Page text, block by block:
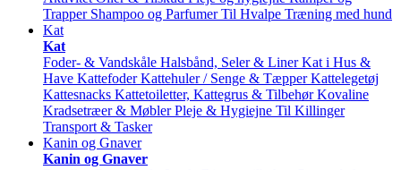
Trapper Shampoo og Parfumer Til Hvalpe Træning med hund
Kat
Kat
Foder- & Vandskåle Halsbånd, Seler & Liner Kat i Hus &
Have Kattefoder Kattehuler / Senge & Tæpper Kattelegetøj
Kattesnacks Kattetoiletter, Kattegrus & Tilbehør Kovaline
Kradsetræer & Møbler Pleje & Hygiejne Til Killinger
Transport & Tasker
Kanin og Gnaver
Kanin og Gnaver